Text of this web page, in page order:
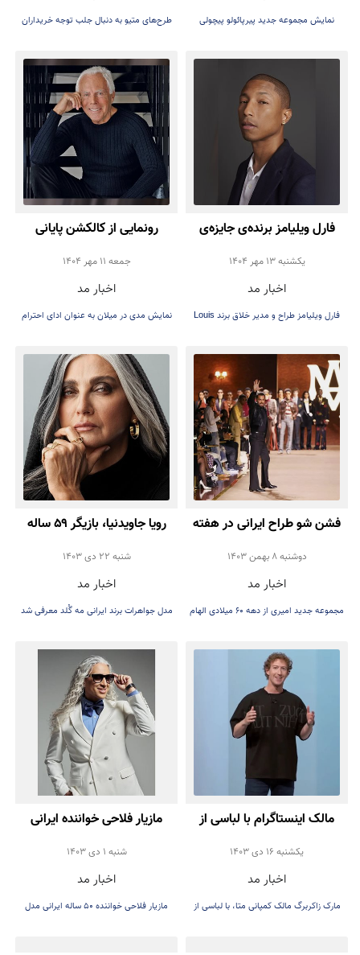
نمایش مجموعه جدید پیرپائولو پیچولی
طرح‌های متیو به دنبال جلب توجه خریداران
فارل ویلیامز برنده‌ی جایزه‌ی
یک عمر دستاورد هنری آندره
لیون تالی شد
يكشنبه 13 مهر 1404
اخبار مد
فارل ویلیامز طراح و مدیر خلاق برند Louis
رونمایی از کالکشن پایانی
جورجیو آرمانی
جمعه 11 مهر 1404
اخبار مد
نمایش مدی در میلان به عنوان ادای احترام
پایانی که «Pantelleria, Milan» نام داشت و
شخصاً توسط آرمانی طراحی شده بود، اولین و
آخرین بیانیه او پس از درگذشتش است
فشن شو طراح ایرانی در هفته
مد مردان 2025 پاریس
دوشنبه 8 بهمن 1403
اخبار مد
مجموعه جدید امیری از دهه ۶۰ میلادی الهام
رویا جاویدنیا، بازیگر ۵۹ ساله
سینمای ایران مدل برند
جواهرات شد
شنبه 22 دی 1403
اخبار مد
مدل جواهرات برند ایرانی مه گُلد معرفی شد
مالک اینستاگرام با لباسی از
طراح ایرانی سال نو را تبریک
گفت
يكشنبه 16 دی 1403
اخبار مد
مارک زاکربرگ مالک کمپانی متا، با لباسی از
مازیار فلاحی خواننده ایرانی
مدل برند لباس شد
شنبه 1 دی 1403
اخبار مد
مازیار فلاحی خواننده 50 ساله ایرانی مدل